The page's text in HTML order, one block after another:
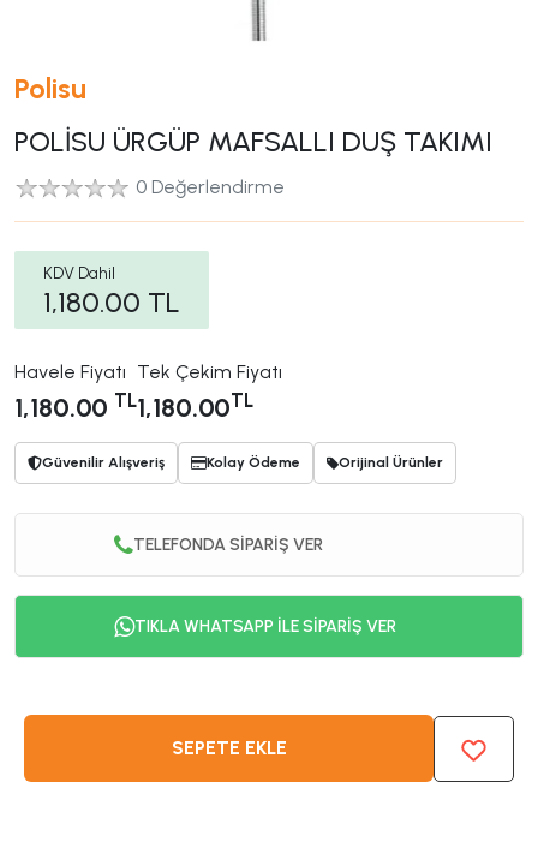
Polisu
POLİSU ÜRGÜP MAFSALLI DUŞ TAKIMI
0 Değerlendirme
KDV Dahil
1,180.00 TL
Havele Fiyatı
1,180.00 TL
Tek Çekim Fiyatı
1,180.00TL
Güvenilir Alışveriş Kolay Ödeme Orijinal Ürünler
TELEFONDA SİPARİŞ VER
TIKLA WHATSAPP İLE SİPARİŞ VER
SEPETE EKLE